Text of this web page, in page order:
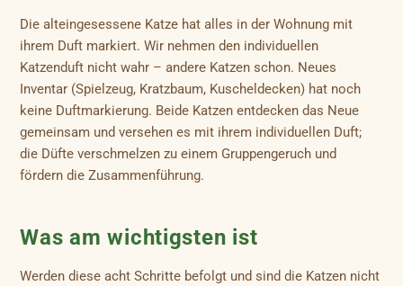
Die alteingesessene Katze hat alles in der Wohnung mit
ihrem Duft markiert. Wir nehmen den individuellen
Katzenduft nicht wahr – andere Katzen schon. Neues
Inventar (Spielzeug, Kratzbaum, Kuscheldecken) hat noch
keine Duftmarkierung. Beide Katzen entdecken das Neue
gemeinsam und versehen es mit ihrem individuellen Duft;
die Düfte verschmelzen zu einem Gruppengeruch und
fördern die Zusammenführung.
Was am wichtigsten ist
Werden diese acht Schritte befolgt und sind die Katzen nicht